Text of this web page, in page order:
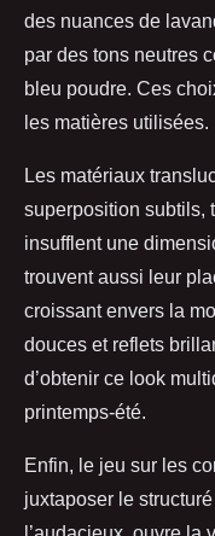
des nuances de
par des tons neutres
bleu poudre. Ces
les matières utilisées.
Les matériaux
superposition subtils,
insufflent une
trouvent aussi leur
croissant envers la
douces et reflets
d’obtenir ce look
printemps-été.
Enfin, le jeu sur les
juxtaposer le